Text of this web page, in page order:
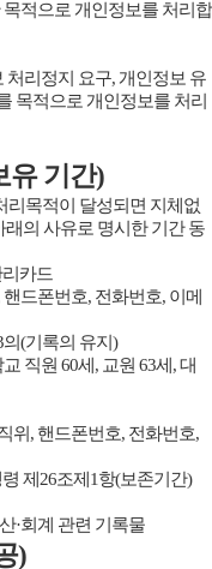
적으로 개인정보를 처리합
처리정지 요구, 개인정보 유
목적으로 개인정보를 처리
유 기간)
리목적이 달성되면 지체없
의 사유로 명시한 기간 동
카드
드폰번호, 전화번호, 이메
(기록의 유지)
직원 60세, 교원 63세, 대
위, 핸드폰번호, 전화번호,
제26조제1항(보존기간)
·회계 관련 기록물
)